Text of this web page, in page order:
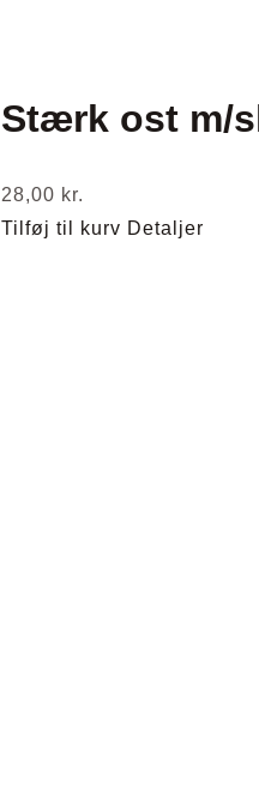
Stærk ost m/
28,00 kr.
Tilføj til kurv Detaljer